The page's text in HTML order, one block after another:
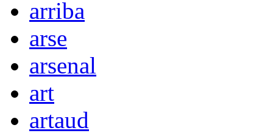
arriba
arse
arsenal
art
artaud